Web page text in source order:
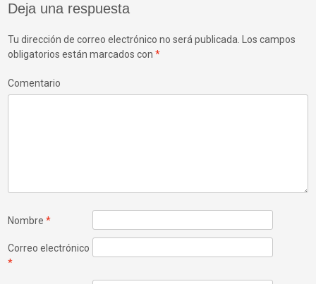
entradas
Deja una respuesta
Tu dirección de correo electrónico no será publicada. Los campos
obligatorios están marcados con*
Comentario
Nombre*
Correo electrónico
*